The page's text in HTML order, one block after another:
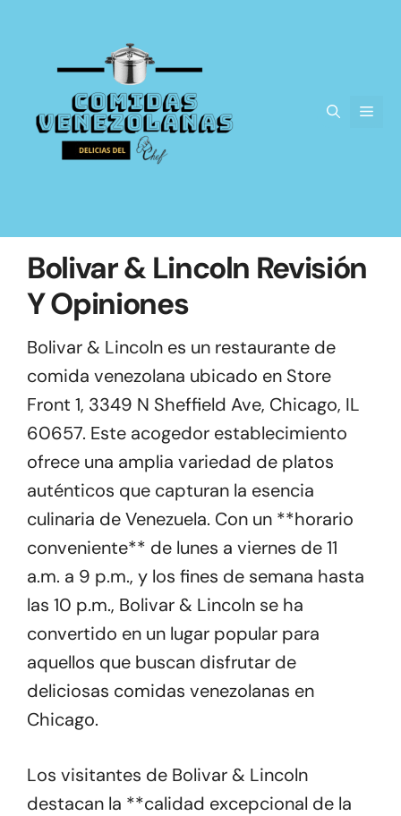
contenido
Bolivar & Lincoln Revisión
Y Opiniones
Bolivar & Lincoln es un restaurante de
comida venezolana ubicado en Store
Front 1, 3349 N Sheffield Ave, Chicago, IL
60657. Este acogedor establecimiento
ofrece una amplia variedad de platos
auténticos que capturan la esencia
culinaria de Venezuela. Con un **horario
conveniente** de lunes a viernes de 11
a.m. a 9 p.m., y los fines de semana hasta
las 10 p.m., Bolivar & Lincoln se ha
convertido en un lugar popular para
aquellos que buscan disfrutar de
deliciosas comidas venezolanas en
Chicago.
Los visitantes de Bolivar & Lincoln
destacan la **calidad excepcional de la